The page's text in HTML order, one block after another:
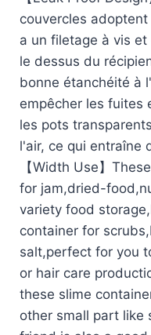
couvercles
a un filetage à vis
le dessus du
bonne étanchéité à
empêcher les fuites
les pots
l'air, ce qui entraîne
【Width Use】
for jam,dried-
variety food
container for
salt,perfect for you
or hair care
these slime
other small part like